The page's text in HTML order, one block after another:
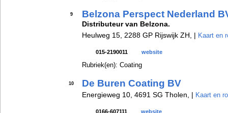
9 Belzona Perspect Nederland
Distributeur van Belzona.
Heulweg 15, 2288 GP Rijswijk ZH, | Kaart en
015-2190011 website
Rubriek(en): Coating
10 De Buren Coating BV
Energieweg 10, 4691 SG Tholen, | Kaart en
0166-607111 website